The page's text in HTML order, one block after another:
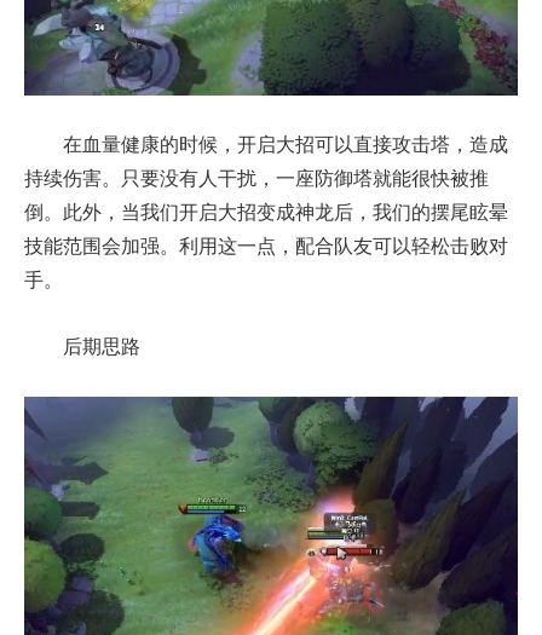
在血量健康的时候，开启大招可以直接攻击塔，造成
持续伤害。只要没有人干扰，一座防御塔就能很快被推
倒。此外，当我们开启大招变成神龙后，我们的摆尾眩晕
技能范围会加强。利用这一点，配合队友可以轻松击败对
手。
后期思路